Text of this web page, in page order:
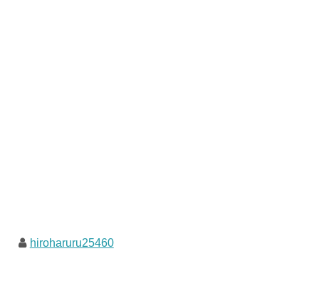
hiroharuru25460